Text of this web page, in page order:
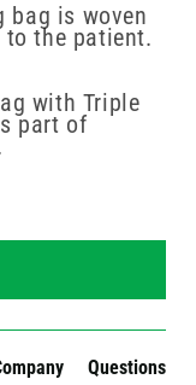
bag is woven
to the patient.
with Triple
part of
Questions